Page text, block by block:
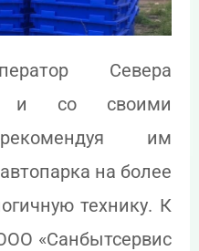
Севера
и со своими
им
на более
технику. К
«Санбытсервис